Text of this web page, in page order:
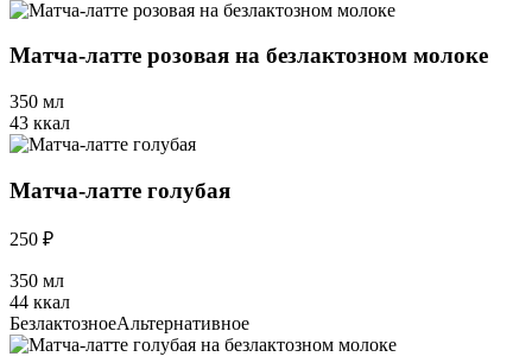
Матча-латте розовая на безлактозном молоке
350 мл
43 ккал
Матча-латте голубая
250 ₽
350 мл
44 ккал
БезлактозноеАльтернативное